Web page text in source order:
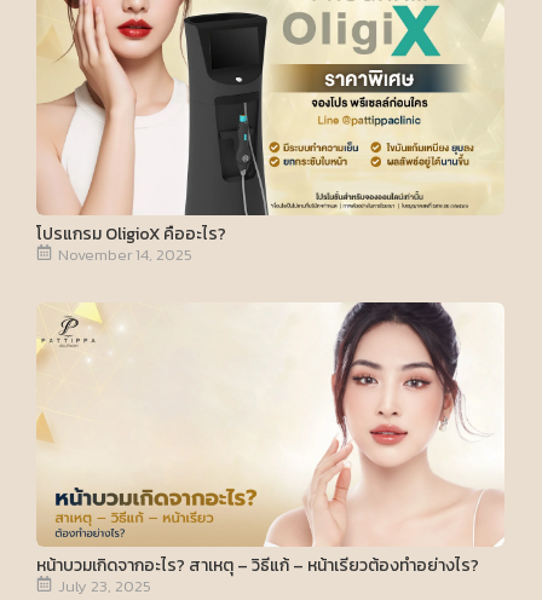
โปรแกรม OligioX คืออะไร?
November 14, 2025
หน้าบวมเกิดจากอะไร? สาเหตุ – วิธีแก้ – หน้าเรียวต้องทำอย่างไร?
July 23, 2025